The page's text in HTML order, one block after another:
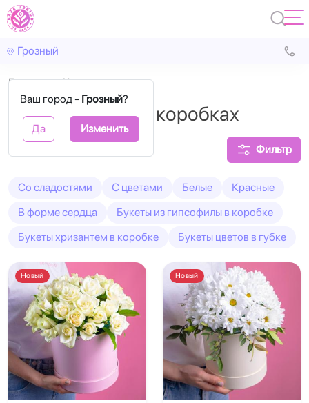
Грозный
Ваш город - Грозный?
Да Изменить
Главная Круглые
Цветы в круглых коробках
Фильтр
Cо сладостями С цветами Белые
Красные
В форме сердца
Букеты из гипсофилы в коробке
Букеты хризантем в коробке
Букеты цветов в губке
Новый Новый